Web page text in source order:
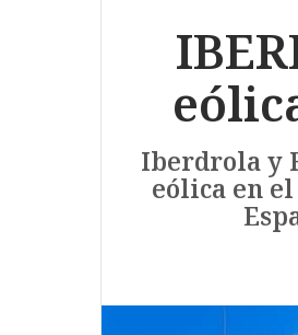
Iberdrola y
eólica en